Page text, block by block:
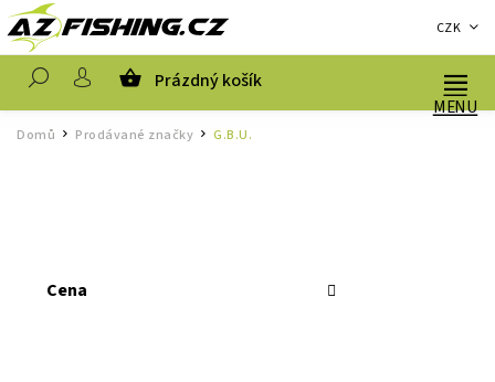
CZK
Prázdný košík
Domů / Prodávané značky / G.B.U.